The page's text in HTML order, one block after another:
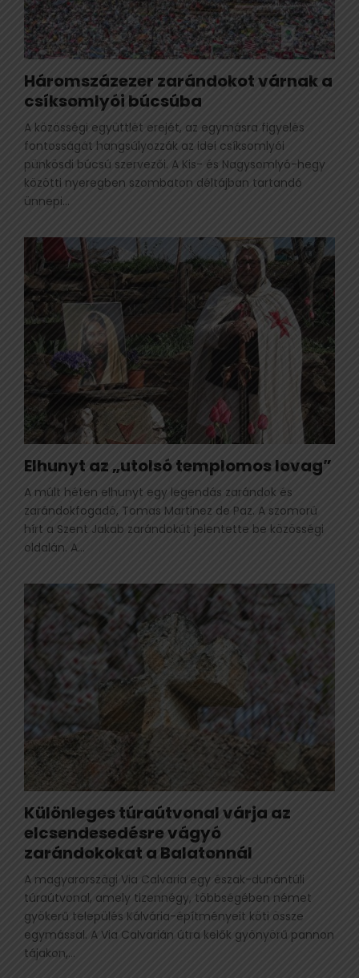
Háromszázezer zarándokot várnak a
csíksomlyói búcsúba
A közösségi együttlét erejét, az egymásra figyelés
fontosságát hangsúlyozzák az idei csíksomlyói
pünkösdi búcsú szervezői. A Kis- és Nagysomlyó-hegy
közötti nyeregben szombaton déltájban tartandó
ünnepi...
Elhunyt az „utolsó templomos lovag”
A múlt héten elhunyt egy legendás zarándok és
zarándokfogadó, Tomas Martinez de Paz. A szomorú
hírt a Szent Jakab zarándokút jelentette be közösségi
oldalán. A...
Különleges túraútvonal várja az
elcsendesedésre vágyó
zarándokokat a Balatonnál
A magyarországi Via Calvaria egy észak-dunántúli
túraútvonal, amely tizennégy, többségében német
gyökerű település Kálvária-építményeit köti össze
egymással. A Via Calvarián útra kelők gyönyörű pannon
tájakon,...